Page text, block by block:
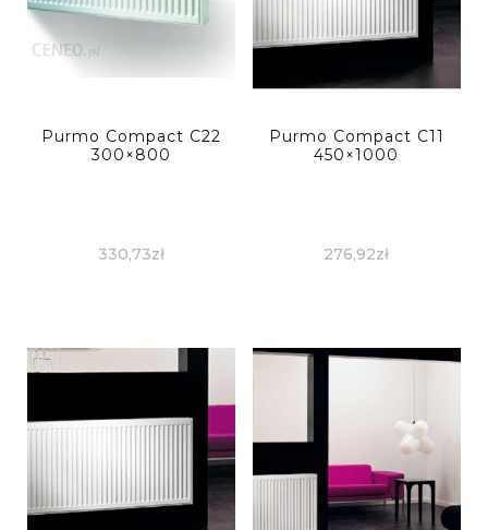
Purmo Compact C22
300×800
330,73zł
Purmo Compact C11
450×1000
276,92zł